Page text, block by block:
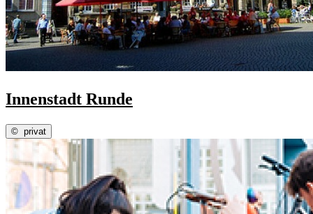
Innenstadt Runde
© privat